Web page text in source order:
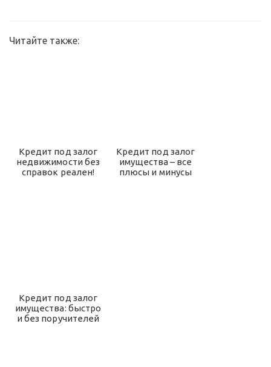
Читайте также:
Кредит под залог
недвижимости без
справок реален!
Кредит под залог
имущества – все
плюсы и минусы
Кредит под залог
имущества: быстро
и без поручителей